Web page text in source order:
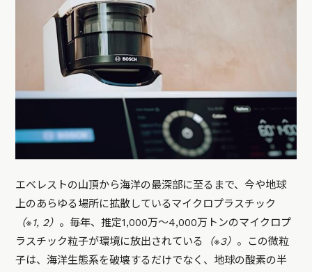
エベレストの山頂から海洋の最深部に至るまで、今や地球
上のあらゆる場所に拡散しているマイクロプラスチック
（※1, 2） 。毎年、推定1,000万〜4,000万トンのマイクロプ
ラスチック粒子が環境に放出されている
（※3） 。この微粒
子は、海洋生態系を破壊するだけでなく、地球の酸素の半